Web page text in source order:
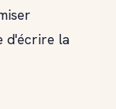
d'écrire la